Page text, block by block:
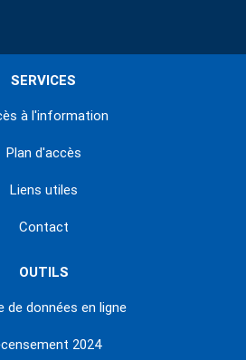
SERVICES
à l'information
Plan d'accès
Liens utiles
Contact
OUTILS
de données en ligne
2024